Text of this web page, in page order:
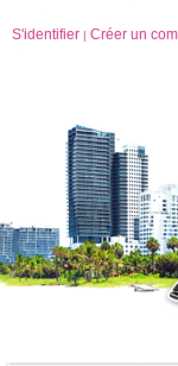
S'identifier | Créer un